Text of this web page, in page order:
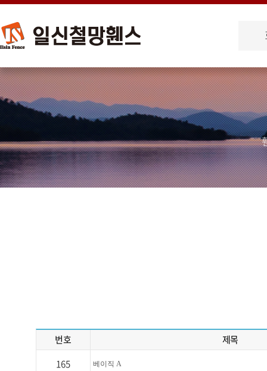
번호
제목
165
베이직 A